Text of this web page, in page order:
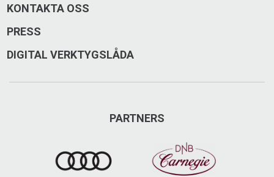
KONTAKTA OSS
PRESS
DIGITAL VERKTYGSLÅDA
PARTNERS